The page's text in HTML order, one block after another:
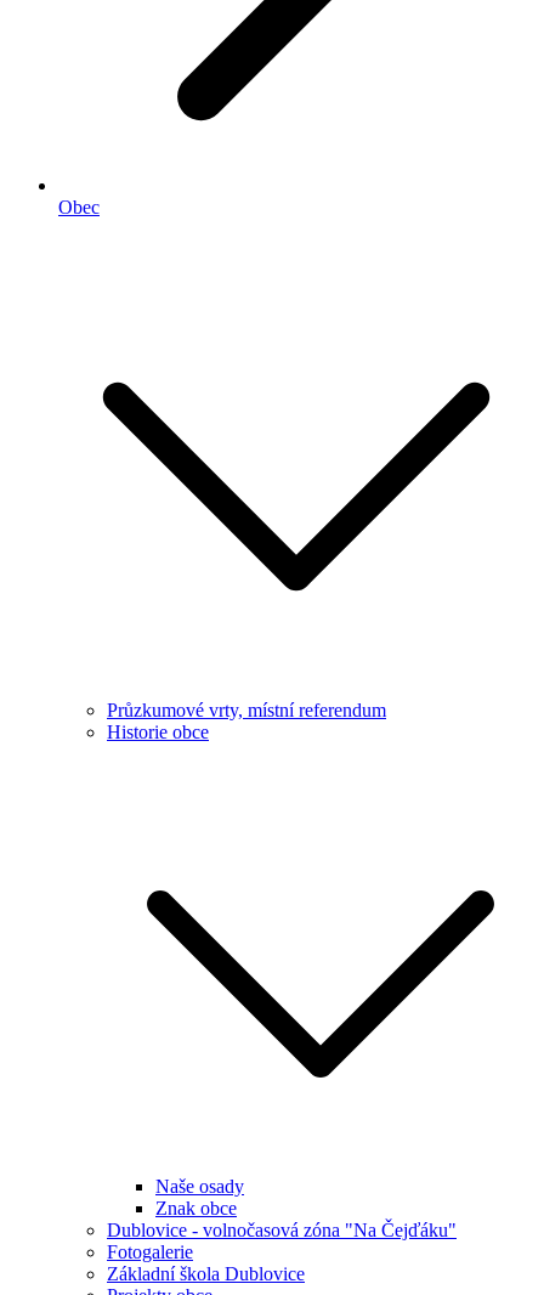
Obec
Průzkumové vrty, místní referendum
Historie obce
Naše osady
Znak obce
Dublovice - volnočasová zóna "Na Čejďáku"
Fotogalerie
Základní škola Dublovice